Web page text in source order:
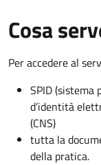
Cosa
Per accedere al
SPID
d’identità
(CNS)
tutta la
della pratica.